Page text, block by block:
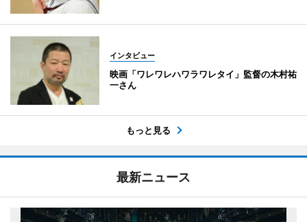
インタビュー
映画「ワレワレハワラワレタイ」監督の木村祐
一さん
もっと見る
最新ニュース